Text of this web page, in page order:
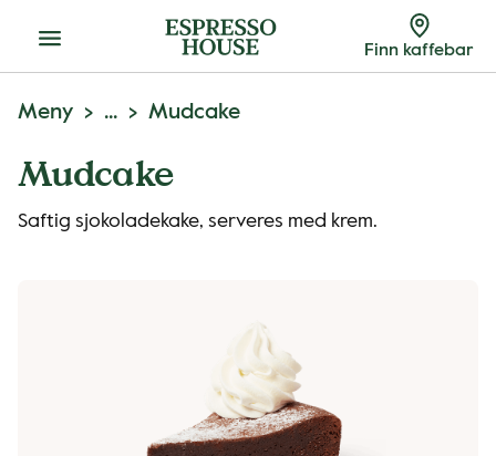
Meny Finn kaffebar
Meny ... Mudcake
Mudcake